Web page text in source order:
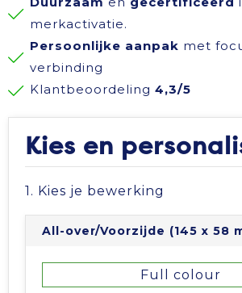
Reisbenodigdheden
Schrijfwaren
Sleutelhangers en Lanyards
Snoepgoed
Spellen voor binnen en
Themapakketten
Reflecterende polo's
Reflecterende vesten
Schoenen
Schorten en Sloven
Sweaters
Schoenen
Sweaters
Vesten
Gilets
Koeltassen en Koelboxen
Koffers en Trolleys
Lunchtassen
Matrozentassen
Opbergtassen
Opvouwbare tassen
merkactivatie.
Persoonlijke aanpak met
verbinding
Klantbeoordeling 4,3/5
Kies en
1. Kies je bewerking
All-over/Voorzijde (145 x 58
Full colour